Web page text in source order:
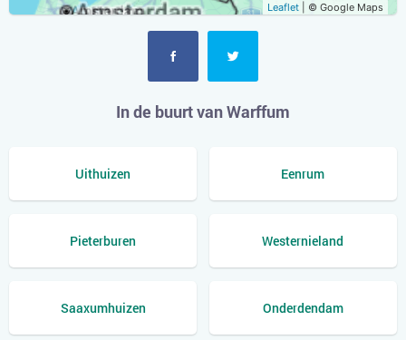
Leaflet | © Google Maps
In de buurt van Warffum
Uithuizen Eenrum
Pieterburen Westernieland
Saaxumhuizen Onderdendam